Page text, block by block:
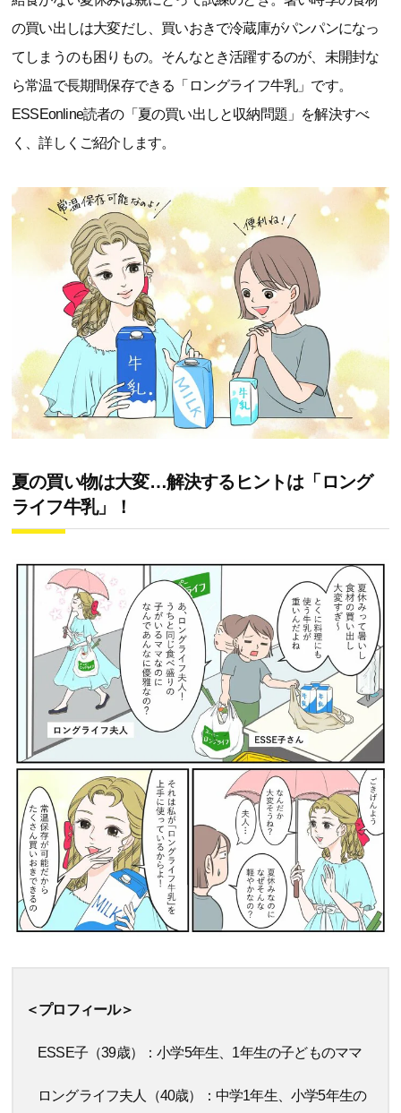
の買い出しは大変だし、買いおきで冷蔵庫がパンパンになっ
てしまうのも困りもの。そんなとき活躍するのが、未開封な
ら常温で長期間保存できる「ロングライフ牛乳」です。
ESSEonline読者の「夏の買い出しと収納問題」を解決すべ
く、詳しくご紹介します。
夏の買い物は大変…解決するヒントは「ロング
ライフ牛乳」！
＜プロフィール＞
ESSE子（39歳）：小学5年生、1年生の子どものママ
ロングライフ夫人（40歳）：中学1年生、小学5年生の